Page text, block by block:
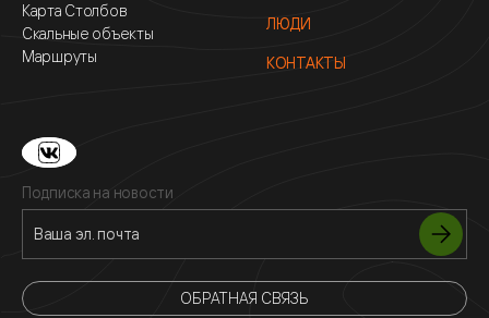
Карта Столбов
Скальные объекты
Маршруты
ЛЮДИ
КОНТАКТЫ
Подписка на новости
ОБРАТНАЯ СВЯЗЬ